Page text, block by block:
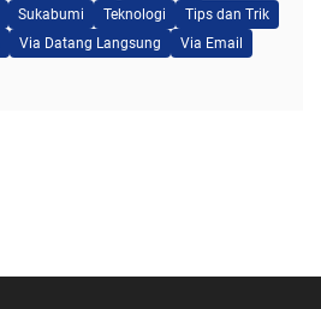
Sukabumi Teknologi
Tips dan Trik
Via Datang Langsung
Via Email